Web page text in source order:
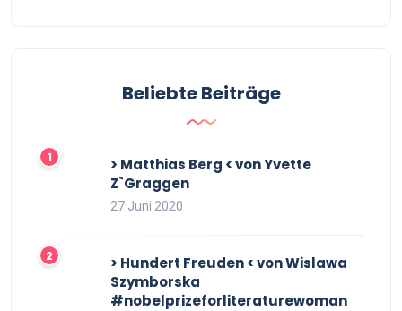
Beliebte Beiträge
> Matthias Berg < von Yvette
Z`Graggen
27 Juni 2020
> Hundert Freuden < von Wislawa
Szymborska
#nobelprizeforliteraturewoman